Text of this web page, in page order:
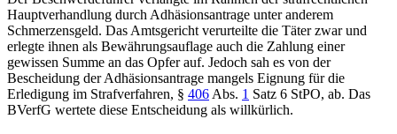
Hauptverhandlung durch Adhäsionsantrage unter anderem
Schmerzensgeld. Das Amtsgericht verurteilte die Täter zwar und
erlegte ihnen als Bewährungsauflage auch die Zahlung einer
gewissen Summe an das Opfer auf. Jedoch sah es von der
Bescheidung der Adhäsionsantrage mangels Eignung für die
Erledigung im Strafverfahren, § 406 Abs. 1 Satz 6 StPO, ab. Das
BVerfG wertete diese Entscheidung als willkürlich.